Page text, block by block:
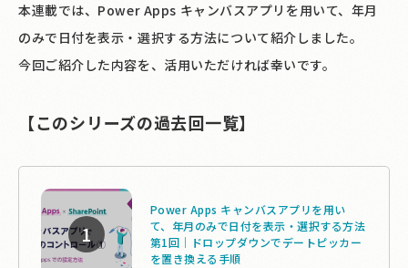
本連載では、Power Apps キャンバスアプリを用いて、年月
のみで日付を表示・選択する方法について紹介しました。
今回ご紹介した内容を、活用いただければ幸いです。
【このシリーズの過去回一覧】
Power Apps キャンバスアプリを用い
て、年月のみで日付を表示・選択する方法
第1回｜ドロップダウンでデートピッカー
を置き換える手順